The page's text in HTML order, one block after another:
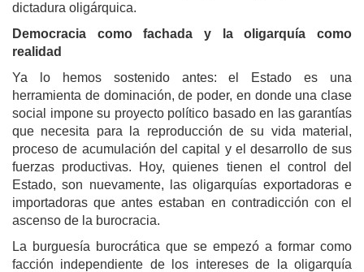
dictadura oligárquica.
Democracia como fachada y la oligarquía como
realidad
Ya lo hemos sostenido antes: el Estado es una
herramienta de dominación, de poder, en donde una clase
social impone su proyecto político basado en las garantías
que necesita para la reproducción de su vida material,
proceso de acumulación del capital y el desarrollo de sus
fuerzas productivas. Hoy, quienes tienen el control del
Estado, son nuevamente, las oligarquías exportadoras e
importadoras que antes estaban en contradicción con el
ascenso de la burocracia.
La burguesía burocrática que se empezó a formar como
facción independiente de los intereses de la oligarquía